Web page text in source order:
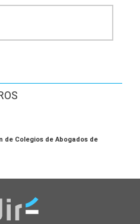
de Colegios de Abogados de